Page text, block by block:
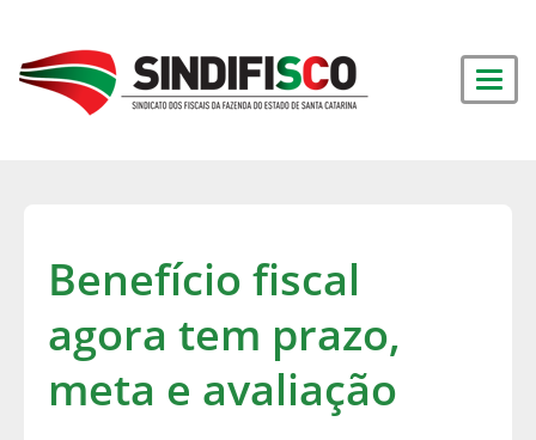
Benefício fiscal
agora tem prazo,
meta e avaliação